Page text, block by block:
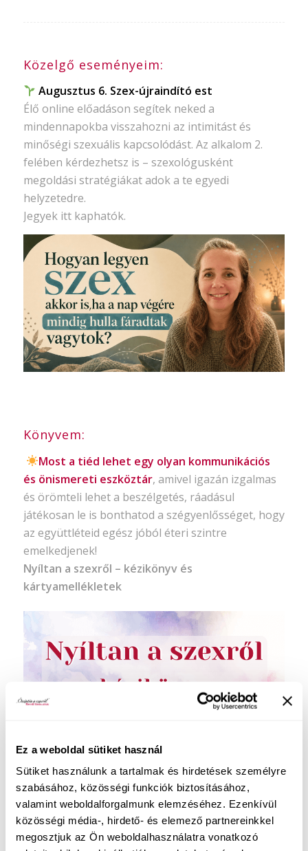
Ez a weboldal sütiket használ
Sütiket használunk a tartalmak és hirdetések személyre
szabásához, közösségi funkciók biztosításához,
valamint weboldalforgalmunk elemzéséhez. Ezenkívül
közösségi média-, hirdető- és elemező partnereinkkel
megosztjuk az Ön weboldalhasználatra vonatkozó
Közelgő eseményeim:
Augusztus 6. Szex-újraindító est
Élő online előadáson segítek neked a
mindennapokba visszahozni az intimitást és
minőségi szexuális kapcsolódást. Az alkalom 2.
felében kérdezhetsz is – szexológusként
megoldási stratégiákat adok a te egyedi
helyzetedre.
Jegyek itt kaphatók.
Könyvem:
Most a tiéd lehet egy olyan kommunikációs
és önismereti eszköztár, amivel igazán izgalmas
és örömteli lehet a beszélgetés, ráadásul
játékosan le is bonthatod a szégyenlősséget, hogy
az együttléteid egész jóból éteri szintre
emelkedjenek!
Nyíltan a szexről – kézikönyv és
kártyamellékletek